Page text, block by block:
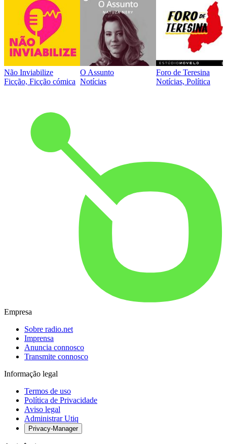
Não Inviabilize
Ficção, Ficção cómica
O Assunto
Notícias
Foro de Teresina
Notícias, Política
Empresa
Sobre radio.net
Imprensa
Anuncia connosco
Transmite connosco
Informação legal
Termos de uso
Política de Privacidade
Aviso legal
Administrar Utiq
Privacy-Manager